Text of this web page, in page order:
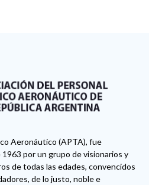
Aeronáutico (APTA), fue
por un grupo de visionarios y
de todas las edades, convencidos
de lo justo, noble e